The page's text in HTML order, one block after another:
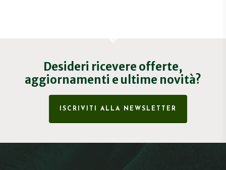
Desideri ricevere offerte,
aggiornamenti e ultime novità?
ISCRIVITI ALLA NEWSLETTER